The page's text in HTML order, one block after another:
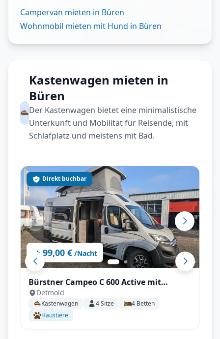
Campervan mieten in Büren
Wohnmobil mieten mit Hund in Büren
Kastenwagen mieten in
Büren
Der Kastenwagen bietet eine minimalistische
Unterkunft und Mobilität für Reisende, mit
Schlafplatz und meistens mit Bad.
ab 99,00 € /Nacht
Direkt buchbar
Bürstner Campeo C 600 Active mit
Aufstelldach, AHK - All inkl.
Detmold
Kastenwagen 4Sitze 4 Betten
Haustiere